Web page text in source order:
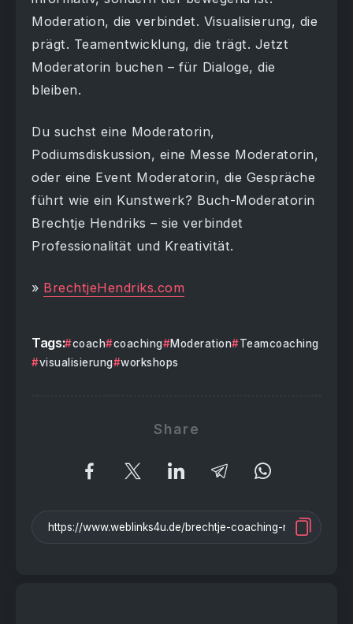
Moderation, die verbindet. Visualisierung, die
prägt. Teamentwicklung, die trägt. Jetzt
Moderatorin buchen – für Dialoge, die
bleiben.
Du suchst eine Moderatorin,
Podiumsdiskussion, eine Messe Moderatorin,
oder eine Event Moderatorin, die Gespräche
führt wie ein Kunstwerk? Buch-Moderatorin
Brechtje Hendriks – sie verbindet
Professionalität und Kreativität.
» BrechtjeHendriks.com
Tags: coach coaching Moderation
Teamcoaching
visualisierung
workshops
Share